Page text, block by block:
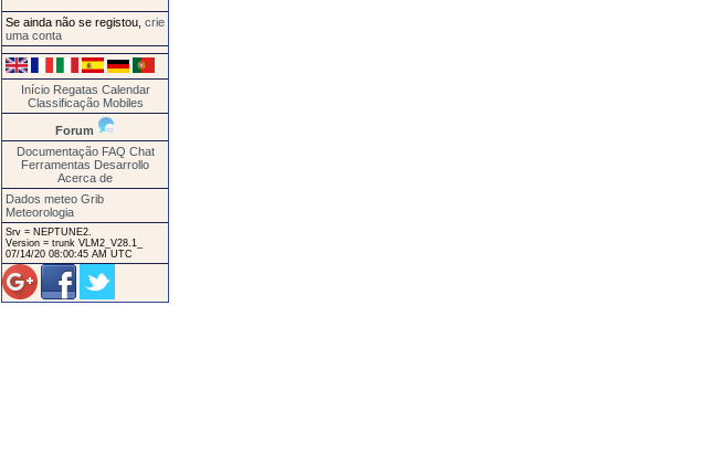
Se ainda não se registou, crie
uma conta
Início Regatas Calendar
Classificação Mobiles
Forum
Documentação FAQ Chat
Ferramentas Desarrollo
Acerca de
Dados meteo Grib
Meteorologia
Srv = NEPTUNE2.
Version = trunk VLM2_V28.1_
07/14/20 08:00:45 AM UTC